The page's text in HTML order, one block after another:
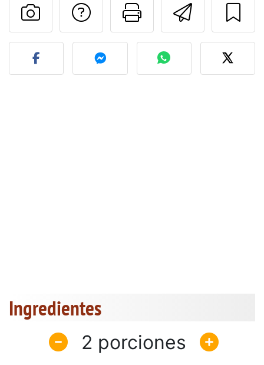
Imprimir
Preguntar al autor
Publicar la foto de esta
Ingredientes
2